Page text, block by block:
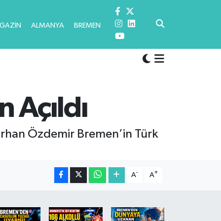
ALMANYA BREMEN
Açıldı
Özdemir Bremen’in Türk
A- A+